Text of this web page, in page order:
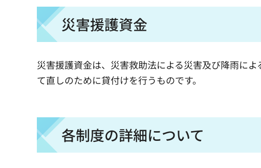
災害援護資金
災害援護資金は、災害救助法による災害及び降雨に
て直しのために貸付けを行うものです。
各制度の詳細について